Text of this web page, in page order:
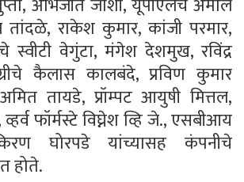
अभिजीत जोशी, यूपीएलचे अमोल
राकेश कुमार, कांजी परमार,
स्वीटी वेगुंटा, मंगेश देशमुख, रविंद्र
कैलास कालबंदे, प्रविण कुमार
तायडे, प्रॉम्पट आयुषी मित्तल,
फॉर्मस्टे विघ्नेश व्हि जे., एसबीआय
घोरपडे यांच्यासह कंपनीचे
होते.